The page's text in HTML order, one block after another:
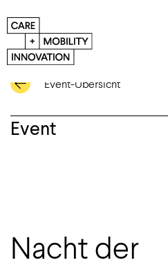
Event-Übersicht
Event
Nacht der